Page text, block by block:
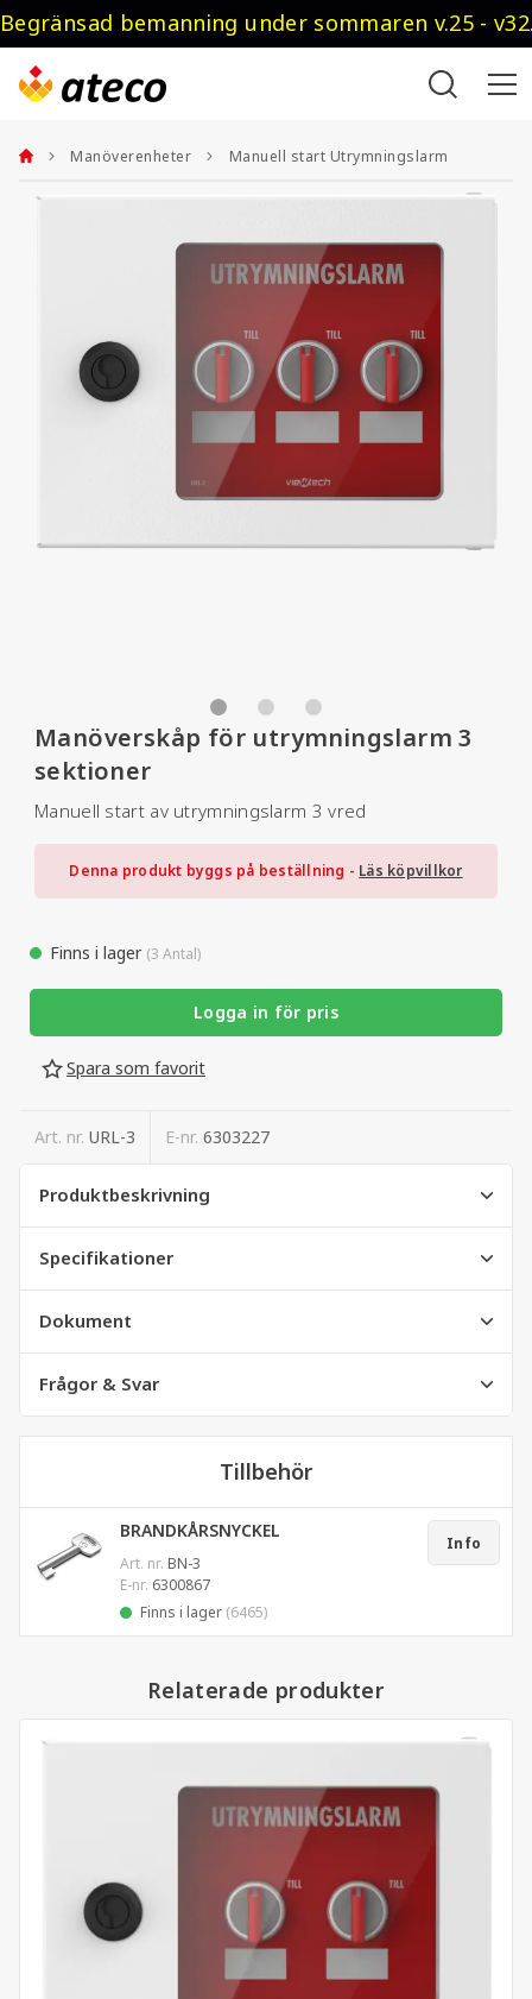
Begränsad bemanning under sommaren v.25 -
Manöverenheter Manuell start Utrymningslarm
Manöverskåp för utrymningslarm 3
sektioner
Manuell start av utrymningslarm 3 vred
Denna produkt byggs på beställning - Läs köpvillkor
Finns i lager (3 Antal)
Logga in för pris
Spara som favorit
Art. nr. URL-3 E-nr. 6303227
Produktbeskrivning
Specifikationer
Dokument
Frågor & Svar
Tillbehör
BRANDKÅRSNYCKEL
Art. nr. BN-3
E-nr. 6300867
Finns i lager (6465)
Info
Relaterade produkter